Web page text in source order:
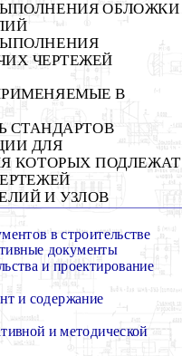
ОБЛОЖКИ
ЧЕРТЕЖЕЙ
ПРИМЕНЯЕМЫЕ В
СТАНДАРТОВ
ДЛЯ
КОТОРЫХ ПОДЛЕЖАТ
И УЗЛОВ
в строительстве
документы
и проектирование
и содержание
и методической